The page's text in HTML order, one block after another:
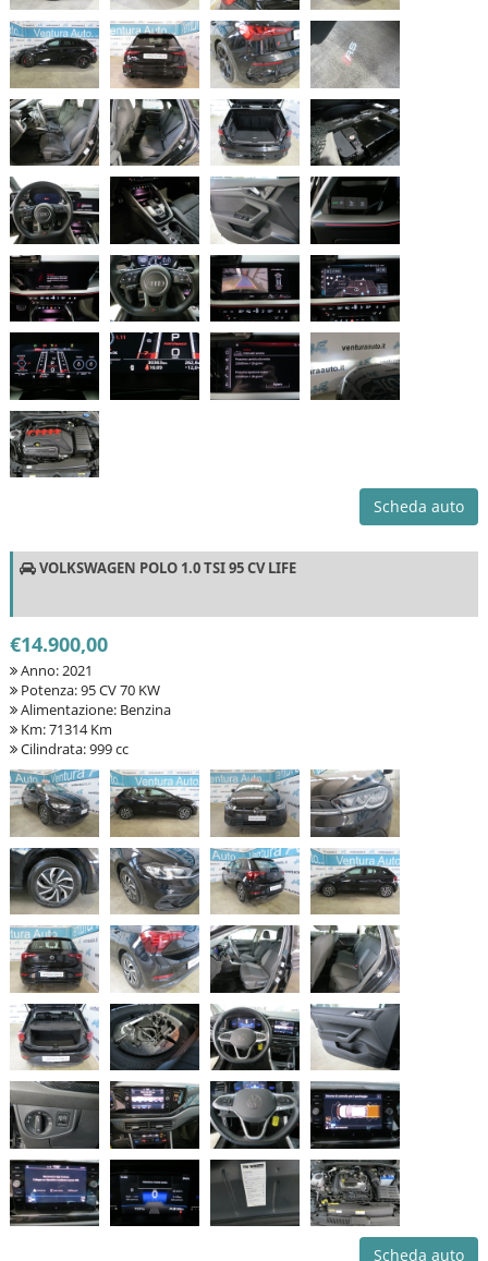
Scheda auto
VOLKSWAGEN POLO 1.0 TSI 95 CV LIFE
€14.900,00
Anno: 2021
Potenza: 95 CV 70 KW
Alimentazione: Benzina
Km: 71314 Km
Cilindrata: 999 cc
Scheda auto